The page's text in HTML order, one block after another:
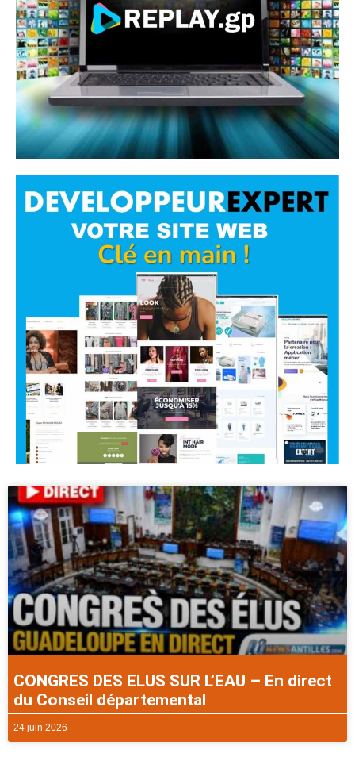
CONGRES DES ELUS SUR L’EAU – En direct
du Conseil départemental
24 juin 2026